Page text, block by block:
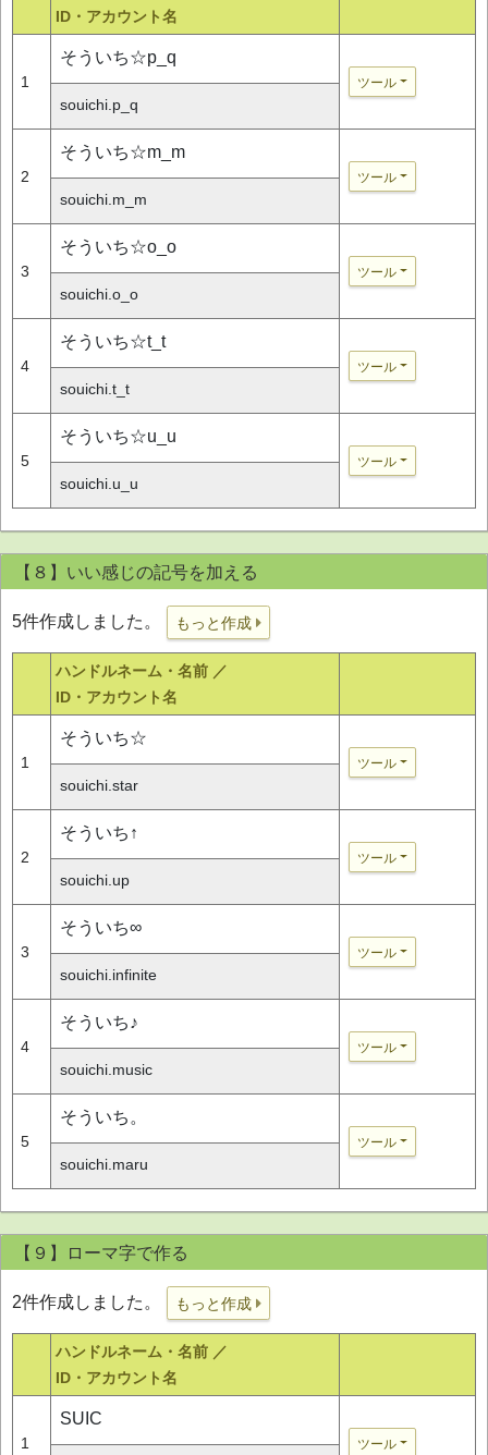
ID・アカウント名
1
そういち☆p_q
ツール
souichi.p_q
2
そういち☆m_m
ツール
souichi.m_m
3
そういち☆o_o
ツール
souichi.o_o
4
そういち☆t_t
ツール
souichi.t_t
5
そういち☆u_u
ツール
souichi.u_u
【８】いい感じの記号を加える
5件作成しました。 もっと作成
ハンドルネーム・名前 ／
ID・アカウント名
1
そういち☆
ツール
souichi.star
2
そういち↑
ツール
souichi.up
3
そういち∞
ツール
souichi.infinite
4
そういち♪
ツール
souichi.music
5
そういち。
ツール
souichi.maru
【９】ローマ字で作る
2件作成しました。 もっと作成
ハンドルネーム・名前 ／
ID・アカウント名
1
SUIC
ツール